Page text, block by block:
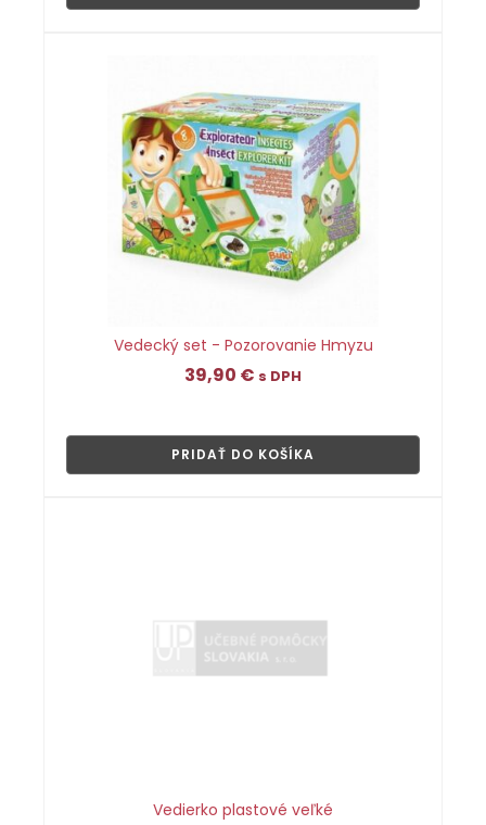
Vedecký set - Pozorovanie Hmyzu
39,90 € s DPH
PRIDAŤ DO KOŠÍKA
Vedierko plastové veľké